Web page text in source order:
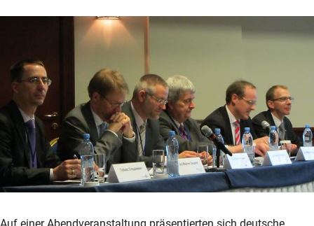
Auf einer Abendveranstaltung präsentierten sich deutsche